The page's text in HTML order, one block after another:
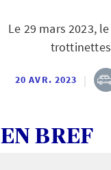
Le 29 mars 2023,
trottinettes
20 AVR. 2023 |
EN BREF